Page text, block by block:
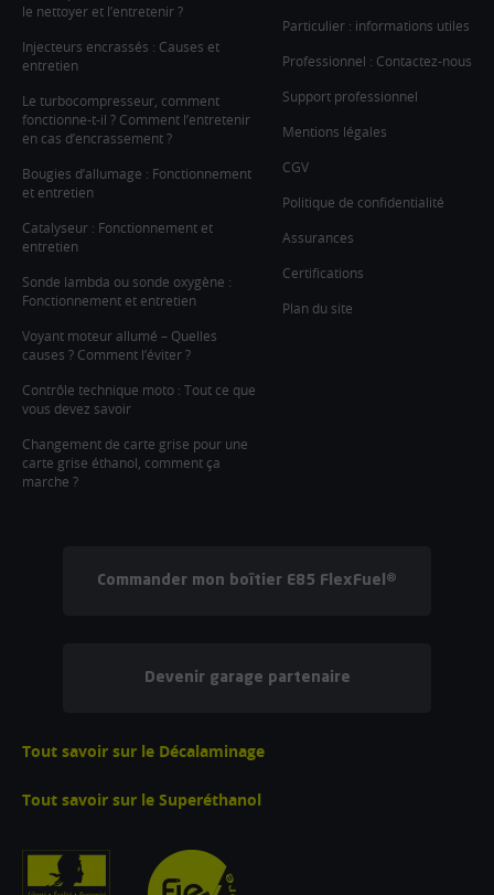
le nettoyer et l’entretenir ?
Injecteurs encrassés : Causes et
entretien
Le turbocompresseur, comment
fonctionne-t-il ? Comment l’entretenir
en cas d’encrassement ?
Bougies d’allumage : Fonctionnement
et entretien
Catalyseur : Fonctionnement et
entretien
Sonde lambda ou sonde oxygène :
Fonctionnement et entretien
Voyant moteur allumé – Quelles
causes ? Comment l’éviter ?
Contrôle technique moto : Tout ce que
vous devez savoir
Changement de carte grise pour une
carte grise éthanol, comment ça
marche ?
Particulier : informations utiles
Professionnel : Contactez-nous
Support professionnel
Mentions légales
CGV
Politique de confidentialité
Assurances
Certifications
Plan du site
Commander mon boîtier E85 FlexFuel®
Devenir garage partenaire
Tout savoir sur le Décalaminage
Tout savoir sur le Superéthanol